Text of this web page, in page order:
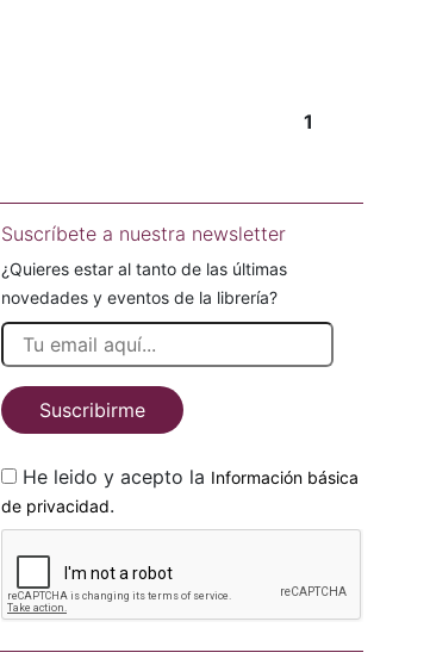
1
Suscríbete a nuestra newsletter
¿Quieres estar al tanto de las últimas
novedades y eventos de la librería?
Suscribirme
He leido y acepto la Información básica
de privacidad.